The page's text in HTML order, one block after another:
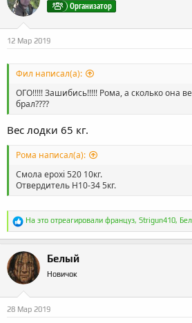
Организатор
12 Мар 2019
Фил написал(а):
ОГО!!!!! Зашибись!!!!! Рома, а сколько она
брал????
Вес лодки 65 кг.
Рома написал(а):
Смола epoxi 520 10кг.
Отвердитель Н10-34 5кг.
Р
а
к
ц
и
и
:
На это отреагировали француз, Strigun410,
Белый
Новичок
28 Мар 2019